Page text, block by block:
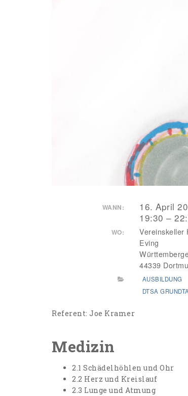
WANN:
16. April
19:30 –
WO:
Vereinskeller
Eving
44339
AUSBILDUNG
DTSA
Referent: Joe Kramer
Medizin
2.1 Schädelhöhlen und Ohr
2.2 Herz und Kreislauf
2.3 Lunge und Atmung